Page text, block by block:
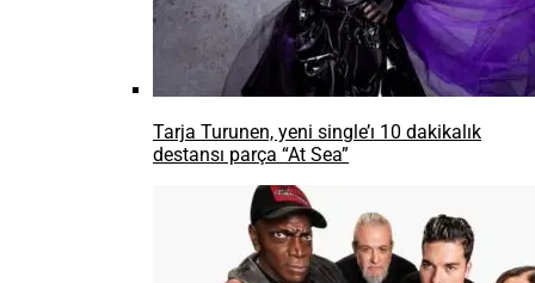
Tarja Turunen, yeni single’ı 10 dakikalık
destansı parça “At Sea”